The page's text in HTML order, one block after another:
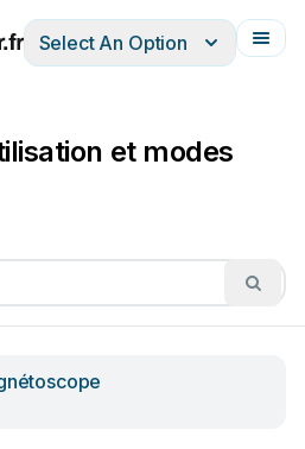
ItalianoFrançais
Select An Option
et modes